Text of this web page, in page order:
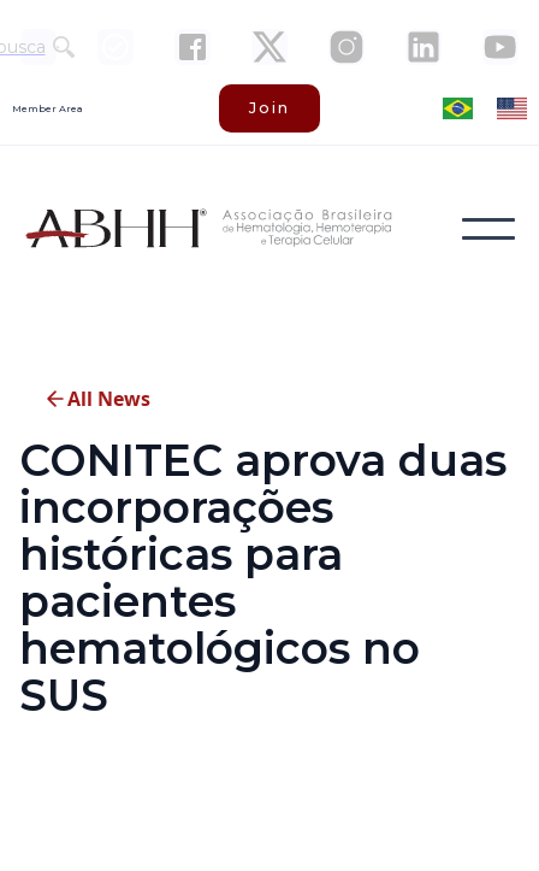
Member Area Join
All News
CONITEC aprova duas
incorporações
históricas para
pacientes
hematológicos no
SUS